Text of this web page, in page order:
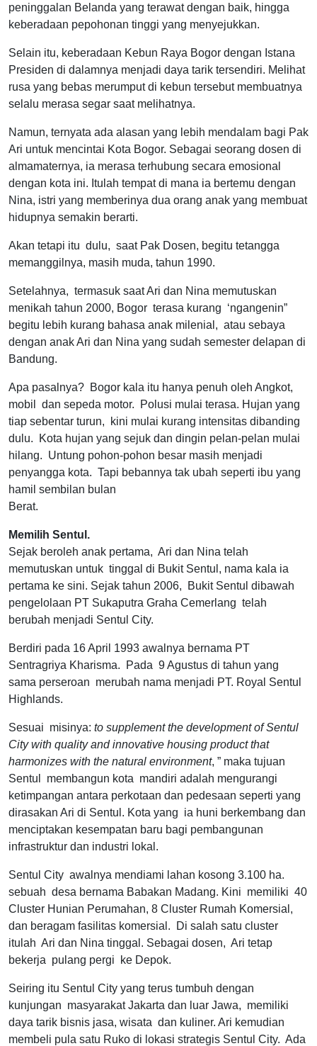
peninggalan Belanda yang terawat dengan baik, hingga
keberadaan pepohonan tinggi yang menyejukkan.
Selain itu, keberadaan Kebun Raya Bogor dengan Istana
Presiden di dalamnya menjadi daya tarik tersendiri. Melihat
rusa yang bebas merumput di kebun tersebut membuatnya
selalu merasa segar saat melihatnya.
Namun, ternyata ada alasan yang lebih mendalam bagi Pak
Ari untuk mencintai Kota Bogor. Sebagai seorang dosen di
almamaternya, ia merasa terhubung secara emosional
dengan kota ini. Itulah tempat di mana ia bertemu dengan
Nina, istri yang memberinya dua orang anak yang membuat
hidupnya semakin berarti.
Akan tetapi itu dulu, saat Pak Dosen, begitu tetangga
memanggilnya, masih muda, tahun 1990.
Setelahnya, termasuk saat Ari dan Nina memutuskan
menikah tahun 2000, Bogor terasa kurang ‘ngangenin”
begitu lebih kurang bahasa anak milenial, atau sebaya
dengan anak Ari dan Nina yang sudah semester delapan di
Bandung.
Apa pasalnya? Bogor kala itu hanya penuh oleh Angkot,
mobil dan sepeda motor. Polusi mulai terasa. Hujan yang
tiap sebentar turun, kini mulai kurang intensitas dibanding
dulu. Kota hujan yang sejuk dan dingin pelan-pelan mulai
hilang. Untung pohon-pohon besar masih menjadi
penyangga kota. Tapi bebannya tak ubah seperti ibu yang
hamil sembilan bulan
Berat.
Memilih Sentul.
Sejak beroleh anak pertama, Ari dan Nina telah
memutuskan untuk tinggal di Bukit Sentul, nama kala ia
pertama ke sini. Sejak tahun 2006, Bukit Sentul dibawah
pengelolaan PT Sukaputra Graha Cemerlang telah
berubah menjadi Sentul City.
Berdiri pada 16 April 1993 awalnya bernama PT
Sentragriya Kharisma. Pada 9 Agustus di tahun yang
sama perseroan merubah nama menjadi PT. Royal Sentul
Highlands.
Sesuai misinya: to supplement the development of Sentul
City with quality and innovative housing product that
harmonizes with the natural environment, ” maka tujuan
Sentul membangun kota mandiri adalah mengurangi
ketimpangan antara perkotaan dan pedesaan seperti yang
dirasakan Ari di Sentul. Kota yang ia huni berkembang dan
menciptakan kesempatan baru bagi pembangunan
infrastruktur dan industri lokal.
Sentul City awalnya mendiami lahan kosong 3.100 ha.
sebuah desa bernama Babakan Madang. Kini memiliki 40
Cluster Hunian Perumahan, 8 Cluster Rumah Komersial,
dan beragam fasilitas komersial. Di salah satu cluster
itulah Ari dan Nina tinggal. Sebagai dosen, Ari tetap
bekerja pulang pergi ke Depok.
Seiring itu Sentul City yang terus tumbuh dengan
kunjungan masyarakat Jakarta dan luar Jawa, memiliki
daya tarik bisnis jasa, wisata dan kuliner. Ari kemudian
membeli pula satu Ruko di lokasi strategis Sentul City. Ada